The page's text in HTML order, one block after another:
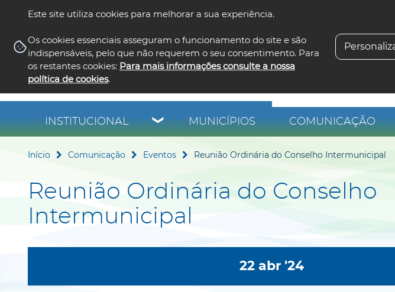
Este site utiliza cookies para melhorar a sua experiência.
Os cookies essenciais asseguram o funcionamento do site e são
indispensáveis, pelo que não requerem o seu consentimento. Para
os restantes cookies: Para mais informações consulte a nossa
política de cookies.
INSTITUCIONAL MUNICÍPIOS COMUNICAÇÃO
Início Comunicação Eventos Reunião Ordinária do Conselho Intermunicipal
Reunião Ordinária do Conselho
Intermunicipal
22 abr '24